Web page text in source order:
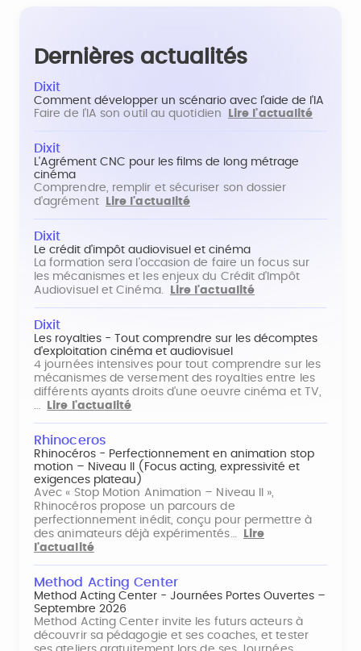
Dernières actualités
Dixit
Comment développer un scénario avec l'aide de l'IA
Faire de l'IA son outil au quotidien
Lire l'actualité
Dixit
L'Agrément CNC pour les films de long métrage
cinéma
Comprendre, remplir et sécuriser son dossier
d'agrément
Lire l'actualité
Dixit
Le crédit d'impôt audiovisuel et cinéma
La formation sera l'occasion de faire un focus sur
les mécanismes et les enjeux du Crédit d'Impôt
Audiovisuel et Cinéma.
Lire l'actualité
Dixit
Les royalties - Tout comprendre sur les décomptes
d'exploitation cinéma et audiovisuel
4 journées intensives pour tout comprendre sur les
mécanismes de versement des royalties entre les
différents ayants droits d'une oeuvre cinéma et TV,
…
Lire l'actualité
Rhinoceros
Rhinocéros - Perfectionnement en animation stop
motion – Niveau II (Focus acting, expressivité et
exigences plateau)
Avec « Stop Motion Animation – Niveau II »,
Rhinocéros propose un parcours de
perfectionnement inédit, conçu pour permettre à
des animateurs déjà expérimentés…
Lire
l'actualité
Method Acting Center
Method Acting Center - Journées Portes Ouvertes –
Septembre 2026
Method Acting Center invite les futurs acteurs à
découvrir sa pédagogie et ses coaches, et tester